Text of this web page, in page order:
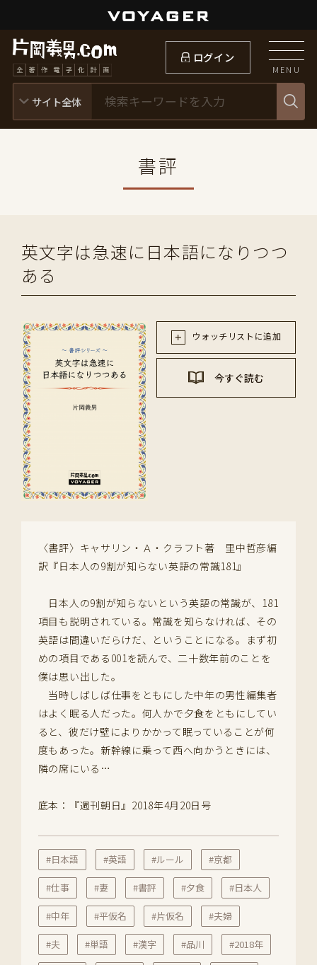
ログイン
MENU
書評
英文字は急速に日本語になりつつ
ある
ウォッチリストに追加
今すぐ読む
〈書評〉キャサリン・Ａ・クラフト著 里中哲彦編
訳『日本人の9割が知らない英語の常識181』
日本人の9割が知らないという英語の常識が、181
項目も説明されている。常識を知らなければ、その
英語は間違いだらけだ、ということになる。まず初
めの項目である001を読んで、二十数年前のことを
僕は思い出した。
当時しばしば仕事をともにした中年の男性編集者
はよく眠る人だった。何人かで夕食をともにしてい
ると、彼だけ壁によりかかって眠っていることが何
度もあった。新幹線に乗って西へ向かうときには、
隣の席にいる…
底本：『週刊朝日』2018年4月20日号
#日本語 #英語 #ルール #京都
#仕事 #妻 #書評 #夕食 #日本人
#中年 #平仮名 #片仮名 #夫婦
#夫 #単語 #漢字 #品川 #2018年